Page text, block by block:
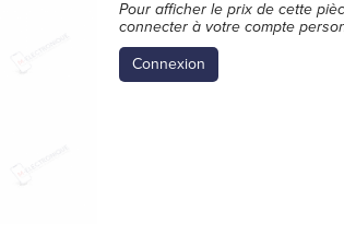
Pour afficher le prix de cette
connecter à votre compte
Connexion